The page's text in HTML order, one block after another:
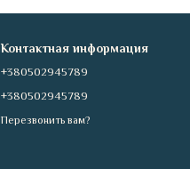
Контактная информация
+380502945789
+380502945789
Перезвонить вам?